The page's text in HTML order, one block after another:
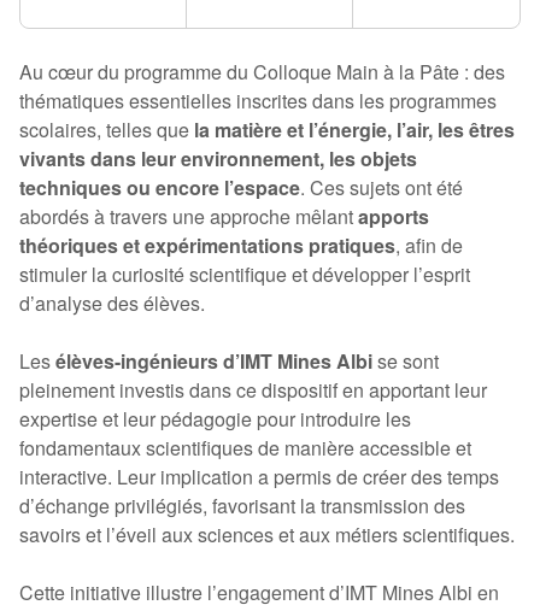
Au cœur du programme du Colloque Main à la Pâte : des
thématiques essentielles inscrites dans les programmes
scolaires, telles que la matière et l’énergie, l’air, les êtres
vivants dans leur environnement, les objets
techniques ou encore l’espace. Ces sujets ont été
abordés à travers une approche mêlantapports
théoriques et expérimentations pratiques, afin de
stimuler la curiosité scientifique et développer l’esprit
d’analyse des élèves.
Lesélèves-ingénieurs d’IMT Mines Albise sont
pleinement investis dans ce dispositif en apportant leur
expertise et leur pédagogie pour introduire les
fondamentaux scientifiques de manière accessible et
interactive. Leur implication a permis de créer des temps
d’échange privilégiés, favorisant la transmission des
savoirs et l’éveil aux sciences et aux métiers scientifiques.
Cette initiative illustre l’engagement d’IMT Mines Albi en